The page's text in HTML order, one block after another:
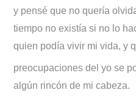
y pensé que no quería
tiempo no existía si no lo
quien podía vivir mi vida, y
preocupaciones del yo se
algún rincón de mi cabeza.